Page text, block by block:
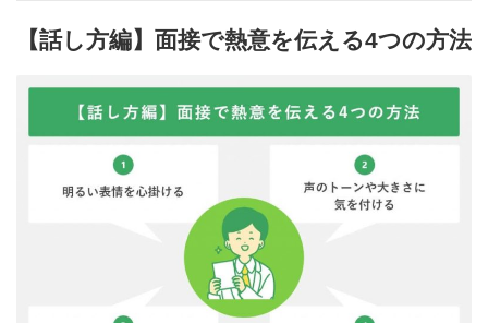
【話し方編】面接で熱意を伝える4つの方法